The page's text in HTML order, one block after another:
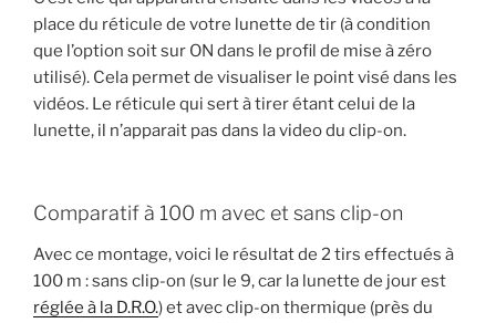
place du réticule de votre lunette de tir (à condition
que l’option soit sur ON dans le profil de mise à zéro
utilisé). Cela permet de visualiser le point visé dans les
vidéos. Le réticule qui sert à tirer étant celui de la
lunette, il n’apparait pas dans la video du clip-on.
Comparatif à 100 m avec et sans clip-on
Avec ce montage, voici le résultat de 2 tirs effectués à
100 m : sans clip-on (sur le 9, car la lunette de jour est
réglée à la D.R.O.) et avec clip-on thermique (près du